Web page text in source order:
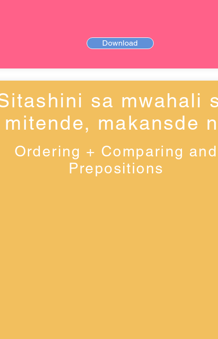
Download
sa mwahali
mitende, makansde
Ordering + Comparing and
Prepositions